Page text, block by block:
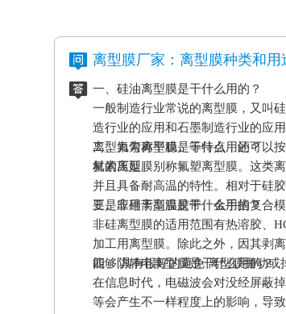
离型膜厂家：离型膜种类和用
一、硅油离型膜是干什么用的？
一般制造行业常说的离型膜，又叫
造行业的应用和石墨制造行业的应
离型力匀称平稳、等特点，还可以
材的压延。
二、氟素离型膜是干什么用的？
氟素离型膜别称氟塑离型膜。这类
并且具备耐高温的特性。相对于硅
要是应用于高温胶带、金手指复合模
三、非硅离型膜是干什么用的？
非硅离型膜的适用范围有热溶胶、
加工用离型膜。除此之外，因其剥
能够 具有很好的避免 离型膜挪动或
四、防静电离型膜是干什么用的？
在信息时代，电磁波会对没经屏蔽
等会产生不一样程度上的影响，导